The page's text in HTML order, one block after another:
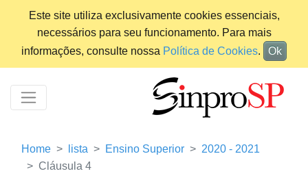
Este site utiliza exclusivamente cookies essenciais,
necessários para seu funcionamento. Para mais
informações, consulte nossa Política de Cookies. Ok
Home lista Ensino Superior
2020 - 2021
Cláusula 4